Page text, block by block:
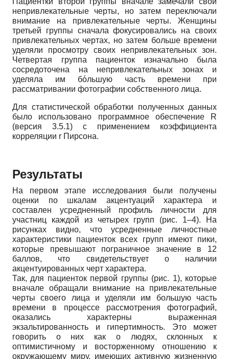
непривлекательные черты, но затем переключали
внимание на привлекательные черты. Женщины
третьей группы сначала фокусировались на своих
привлекательных чертах, но затем больше времени
уделяли просмотру своих непривлекательных зон.
Четвертая группа пациенток изначально была
сосредоточена на непривлекательных зонах и
уделяла им бόльшую часть времени при
рассматривании фотографии собственного лица.
Для статистической обработки полученных данных
было использовано программное обеспечение R
(версия 3.5.1) с применением коэффициента
корреляции r Пирсона.
Результаты
На первом этапе исследования были получены
оценки по шкалам акцентуаций характера и
составлен усредненный профиль личности для
участниц каждой из четырех групп (рис. 1–4). На
рисунках видно, что усредненные личностные
характеристики пациенток всех групп имеют пики,
которые превышают пограничное значение в 12
баллов, что свидетельствует о наличии
акцентуированных черт характера.
Так, для пациенток первой группы (рис. 1), которые
вначале обращали внимание на привлекательные
черты своего лица и уделяли им большую часть
времени в процессе рассмотрения фотографий,
оказались характерны выраженная
экзальтированность и гипертимность. Это может
говорить о них как о людях, склонных к
оптимистичному и восторженному отношению к
окружающему миру, имеющих активную жизненную